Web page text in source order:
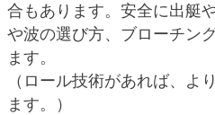
合もあります。安全に出艇
や波の選び方、ブローチン
ます。
（ロール技術があれば、よ
ます。）